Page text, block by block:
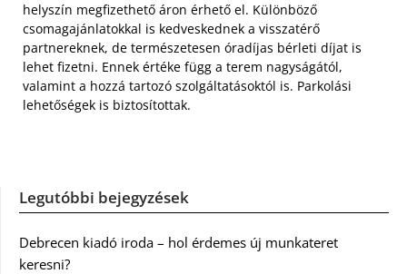
helyszín megfizethető áron érhető el. Különböző
csomagajánlatokkal is kedveskednek a visszatérő
partnereknek, de természetesen óradíjas bérleti díjat is
lehet fizetni. Ennek értéke függ a terem nagyságától,
valamint a hozzá tartozó szolgáltatásoktól is. Parkolási
lehetőségek is biztosítottak.
Legutóbbi bejegyzések
Debrecen kiadó iroda – hol érdemes új munkateret
keresni?